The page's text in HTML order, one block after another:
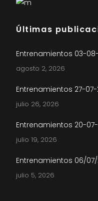
Últimas
Entrenamientos 03-
agosto 2, 2026
Entrenamientos 27-
julio 26, 2026
Entrenamientos 20-
julio 19, 2026
Entrenamientos 06/
julio 5, 2026